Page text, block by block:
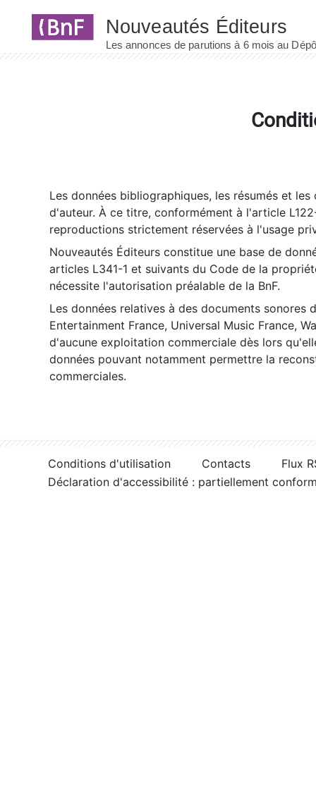
Les données bibliographiques, les résumés et
d'auteur. À ce titre, conformément à l'article
reproductions strictement réservées à l'usage
Nouveautés Éditeurs constitue une base de
articles L341-1 et suivants du Code de la
nécessite l'autorisation préalable de la BnF.
Les données relatives à des documents sonores
Entertainment France, Universal Music France,
d'aucune exploitation commerciale dès lors
données pouvant notamment permettre la
commerciales.
Conditions d'utilisation Contacts
Flux
Déclaration d'accessibilité : partiellement